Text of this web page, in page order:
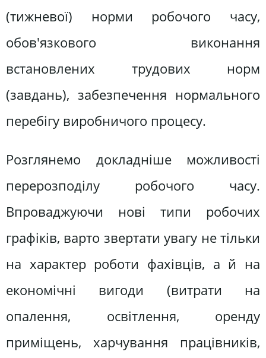
(тижневої) норми робочого часу,
обов'язкового виконання
встановлених трудових норм
(завдань), забезпечення нормального
перебігу виробничого процесу.
Розглянемо докладніше можливості
перерозподілу робочого часу.
Впроваджуючи нові типи робочих
графіків, варто звертати увагу не тільки
на характер роботи фахівців, а й на
економічні вигоди (витрати на
опалення, освітлення, оренду
приміщень, харчування працівників,